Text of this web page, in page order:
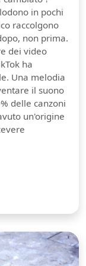
in pochi
raccolgono
non prima.
dei video
ha
Una melodia
il suono
delle canzoni
un'origine